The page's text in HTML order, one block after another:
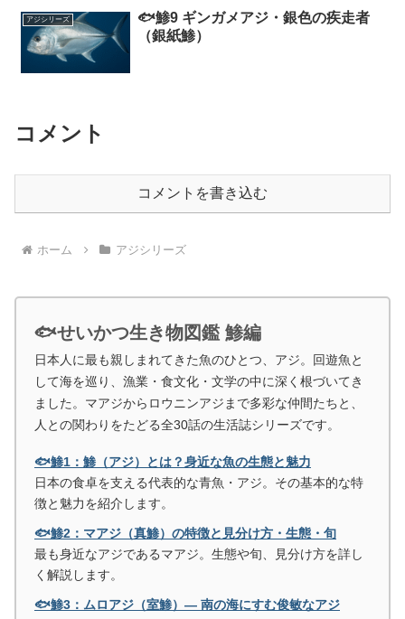
アジシリーズ
🐟鯵9 ギンガメアジ・銀色の疾走者
（銀紙鯵）
コメント
コメントを書き込む
ホーム アジシリーズ
🐟せいかつ生き物図鑑 鯵編
日本人に最も親しまれてきた魚のひとつ、アジ。回遊魚と
して海を巡り、漁業・食文化・文学の中に深く根づいてき
ました。マアジからロウニンアジまで多彩な仲間たちと、
人との関わりをたどる全30話の生活誌シリーズです。
🐟鯵1：鯵（アジ）とは？身近な魚の生態と魅力
日本の食卓を支える代表的な青魚・アジ。その基本的な特
徴と魅力を紹介します。
🐟鯵2：マアジ（真鯵）の特徴と見分け方・生態・旬
最も身近なアジであるマアジ。生態や旬、見分け方を詳し
く解説します。
🐟鯵3：ムロアジ（室鯵）― 南の海にすむ俊敏なアジ